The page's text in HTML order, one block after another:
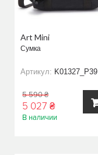
Art Mini
Сумка
Артикул: K01327_P39
5 590 ₴
5 027 ₴
В наличии